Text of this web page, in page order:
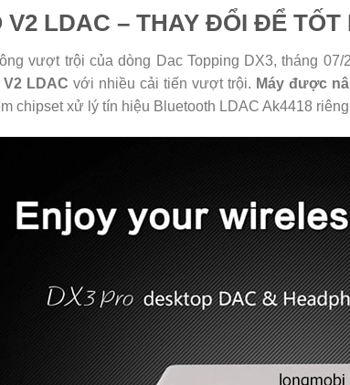
V2 LDAC – THAY ĐỔI ĐỂ TỐT
vượt trội của dòng Dac Topping DX3, tháng
V2 LDAC với nhiều cải tiến vượt trội. Máy được
chipset xử lý tín hiệu Bluetooth LDAC Ak4418